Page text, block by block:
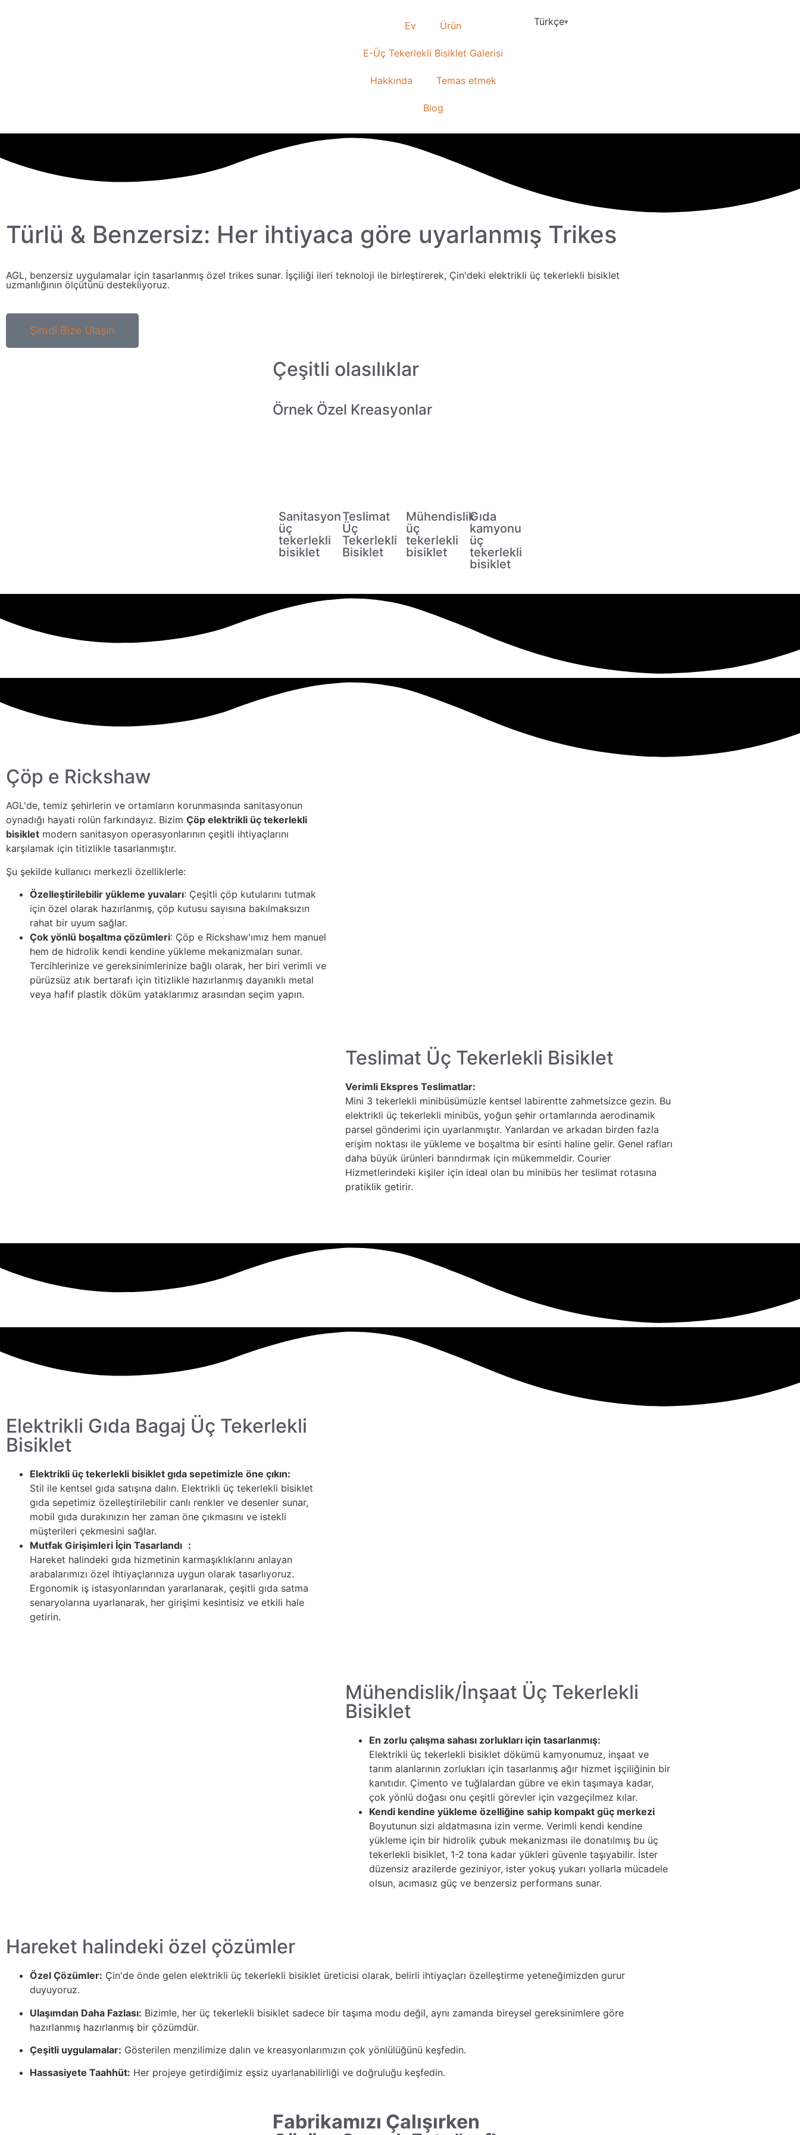
Ev Ürün
E-Üç Tekerlekli Bisiklet Galerisi
Hakkında Temas etmek
Blog
Türkçe
Türlü & Benzersiz: Her ihtiyaca göre uyarlanmış Trikes
AGL, benzersiz uygulamalar için tasarlanmış özel trikes sunar. İşçiliği ileri teknoloji ile birleştirerek, Çin'deki elektrikli üç tekerlekli bisiklet
uzmanlığının ölçütünü destekliyoruz.
Şimdi Bize Ulaşın
Çeşitli olasılıklar
Örnek Özel Kreasyonlar
Sanitasyon
üç
tekerlekli
bisiklet
Teslimat
Üç
Tekerlekli
Bisiklet
Mühendislik
üç
tekerlekli
bisiklet
Gıda
kamyonu
üç
tekerlekli
bisiklet
Çöp e Rickshaw
AGL'de, temiz şehirlerin ve ortamların korunmasında sanitasyonun
oynadığı hayati rolün farkındayız. Bizim Çöp elektrikli üç tekerlekli
bisiklet modern sanitasyon operasyonlarının çeşitli ihtiyaçlarını
karşılamak için titizlikle tasarlanmıştır.
Şu şekilde kullanıcı merkezli özelliklerle:
Özelleştirilebilir yükleme yuvaları: Çeşitli çöp kutularını tutmak
için özel olarak hazırlanmış, çöp kutusu sayısına bakılmaksızın
rahat bir uyum sağlar.
Çok yönlü boşaltma çözümleri: Çöp e Rickshaw'ımız hem manuel
hem de hidrolik kendi kendine yükleme mekanizmaları sunar.
Tercihlerinize ve gereksinimlerinize bağlı olarak, her biri verimli ve
pürüzsüz atık bertarafı için titizlikle hazırlanmış dayanıklı metal
veya hafif plastik döküm yataklarımız arasından seçim yapın.
Teslimat Üç Tekerlekli Bisiklet
Verimli Ekspres Teslimatlar:
Mini 3 tekerlekli minibüsümüzle kentsel labirentte zahmetsizce gezin. Bu
elektrikli üç tekerlekli minibüs, yoğun şehir ortamlarında aerodinamik
parsel gönderimi için uyarlanmıştır. Yanlardan ve arkadan birden fazla
erişim noktası ile yükleme ve boşaltma bir esinti haline gelir. Genel rafları
daha büyük ürünleri barındırmak için mükemmeldir. Courier
Hizmetlerindeki kişiler için ideal olan bu minibüs her teslimat rotasına
pratiklik getirir.
Elektrikli Gıda Bagaj Üç Tekerlekli
Bisiklet
Elektrikli üç tekerlekli bisiklet gıda sepetimizle öne çıkın:
Stil ile kentsel gıda satışına dalın. Elektrikli üç tekerlekli bisiklet
gıda sepetimiz özelleştirilebilir canlı renkler ve desenler sunar,
mobil gıda durakınızın her zaman öne çıkmasını ve istekli
müşterileri çekmesini sağlar.
Mutfak Girişimleri İçin Tasarlandı ：
Hareket halindeki gıda hizmetinin karmaşıklıklarını anlayan
arabalarımızı özel ihtiyaçlarınıza uygun olarak tasarlıyoruz.
Ergonomik iş istasyonlarından yararlanarak, çeşitli gıda satma
senaryolarına uyarlanarak, her girişimi kesintisiz ve etkili hale
getirin.
Mühendislik/İnşaat Üç Tekerlekli
Bisiklet
En zorlu çalışma sahası zorlukları için tasarlanmış:
Elektrikli üç tekerlekli bisiklet dökümü kamyonumuz, inşaat ve
tarım alanlarının zorlukları için tasarlanmış ağır hizmet işçiliğinin bir
kanıtıdır. Çimento ve tuğlalardan gübre ve ekin taşımaya kadar,
çok yönlü doğası onu çeşitli görevler için vazgeçilmez kılar.
Kendi kendine yükleme özelliğine sahip kompakt güç merkezi
Boyutunun sizi aldatmasına izin verme. Verimli kendi kendine
yükleme için bir hidrolik çubuk mekanizması ile donatılmış bu üç
tekerlekli bisiklet, 1-2 tona kadar yükleri güvenle taşıyabilir. İster
düzensiz arazilerde geziniyor, ister yokuş yukarı yollarla mücadele
olsun, acımasız güç ve benzersiz performans sunar.
Hareket halindeki özel çözümler
Özel Çözümler: Çin'de önde gelen elektrikli üç tekerlekli bisiklet üreticisi olarak, belirli ihtiyaçları özelleştirme yeteneğimizden gurur
duyuyoruz.
Ulaşımdan Daha Fazlası: Bizimle, her üç tekerlekli bisiklet sadece bir taşıma modu değil, aynı zamanda bireysel gereksinimlere göre
hazırlanmış hazırlanmış bir çözümdür.
Çeşitli uygulamalar: Gösterilen menzilimize dalın ve kreasyonlarımızın çok yönlülüğünü keşfedin.
Hassasiyete Taahhüt: Her projeye getirdiğimiz eşsiz uyarlanabilirliği ve doğruluğu keşfedin.
Fabrikamızı Çalışırken